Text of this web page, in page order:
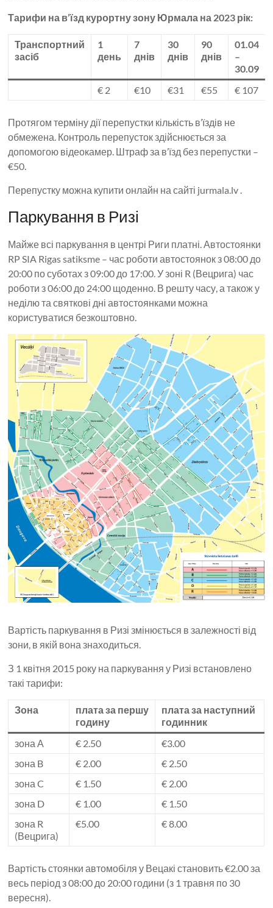
Тарифи на в’їзд курортну зону Юрмала на 2023 рік:
Транспортний
засіб
1
день
7
днів
30
днів
90
днів
01.04
–
30.09
€ 2
€10 €31 €55 € 107
Протягом терміну дії перепустки кількість в’їздів не
обмежена. Контроль перепусток здійснюється за
допомогою відеокамер. Штраф за в’їзд без перепустки –
€50.
Перепустку можна купити онлайн на сайті jurmala.lv .
Паркування в Ризі
Майже всі паркування в центрі Риги платні. Автостоянки
RP SIA Rigas satiksme – час роботи автостоянок з 08:00 до
20:00 по суботах з 09:00 до 17:00. У зоні R (Вецрига) час
роботи з 06:00 до 24:00 щоденно. В решту часу, а також у
неділю та святкові дні автостоянками можна
користуватися безкоштовно.
Вартість паркування в Ризі змінюється в залежності від
зони, в якій вона знаходиться.
З 1 квітня 2015 року на паркування у Ризі встановлено
такі тарифи:
Зона
плата за першу
годину
плата за наступний
годинник
зона А
€ 2.50
€3.00
зона B
€ 2.00
€ 2.50
зона C
€ 1.50
€ 2.00
зона D
€ 1.00
€ 1.50
зона R
(Вецрига)
€5.00 € 8.00
Вартість стоянки автомобіля у Вецакі становить €2.00 за
весь період з 08:00 до 20:00 години (з 1 травня по 30
вересня).